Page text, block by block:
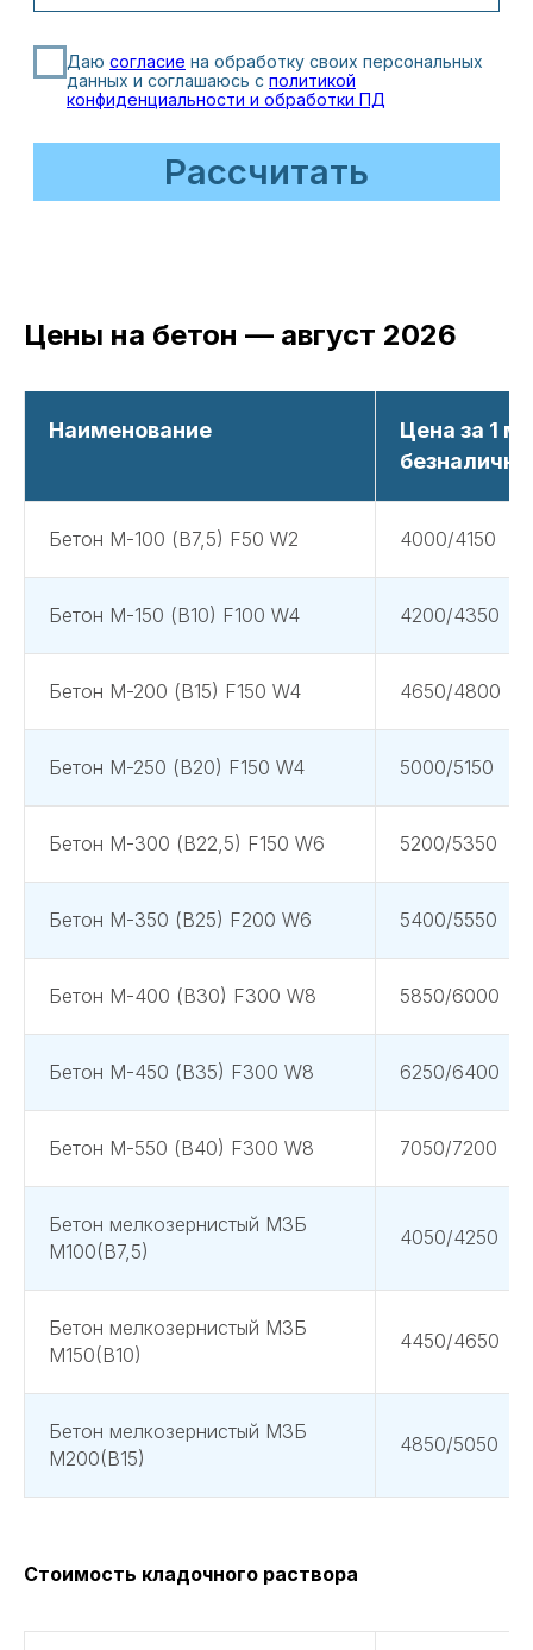
Цены на бетон — август 2026
Наименование
Цена за 1
Бетон М-100 (В7,5) F50 W2 4000/4150
Бетон М-150 (В10) F100 W4 4200/4350
Бетон М-200 (В15) F150 W4 4650/4800
Бетон М-250 (В20) F150 W4 5000/5150
Бетон М-300 (В22,5) F150 W6 5200/5350
Бетон М-350 (В25) F200 W6 5400/5550
Бетон М-400 (В30) F300 W8 5850/6000
Бетон М-450 (В35) F300 W8 6250/6400
Бетон М-550 (В40) F300 W8 7050/7200
Бетон мелкозернистый МЗБ
М100(В7,5)
4050/4250
Бетон мелкозернистый МЗБ
М150(В10)
4450/4650
Бетон мелкозернистый МЗБ
М200(В15)
4850/5050
Стоимость кладочного раствора